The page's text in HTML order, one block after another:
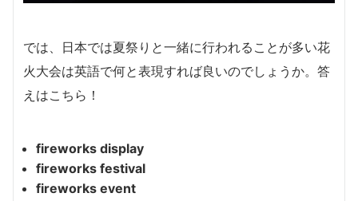
では、日本では夏祭りと一緒に行われることが多い花
火大会は英語で何と表現すれば良いのでしょうか。答
えはこちら！
fireworks display
fireworks festival
fireworks event